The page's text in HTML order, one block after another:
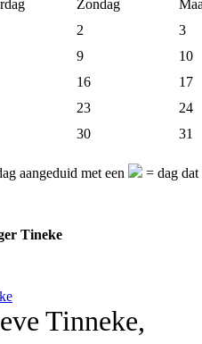
Zondag
2
3
9
10
16
17
23
24
30 31
aangeduid met een = dag
Tineke
Tinneke,